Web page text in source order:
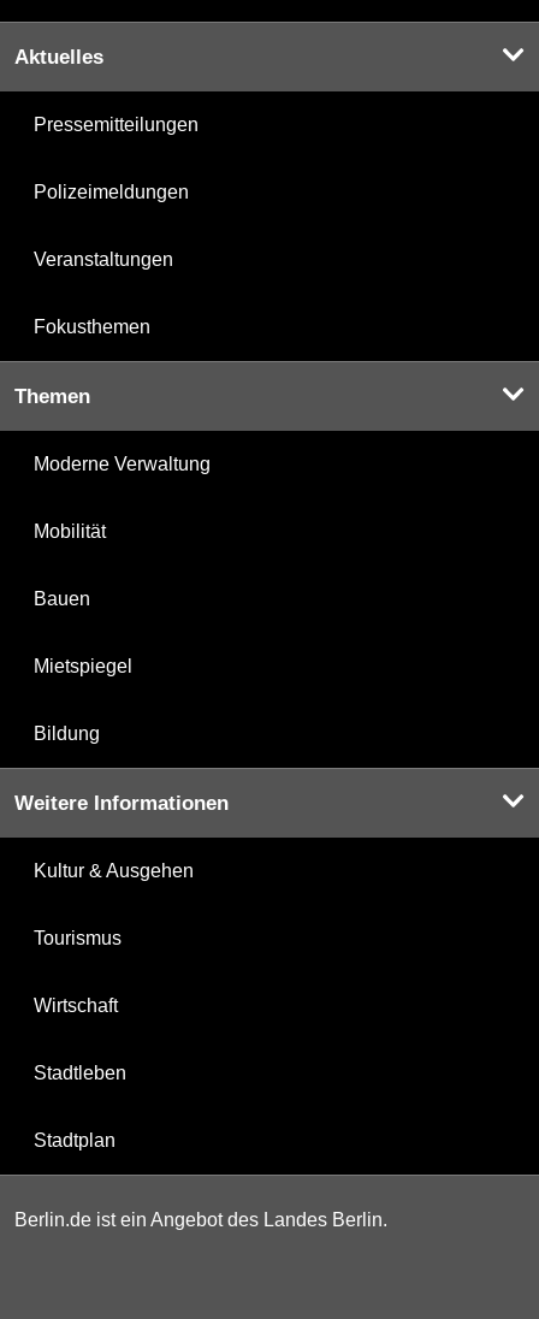
Aktuelles
Pressemitteilungen
Polizeimeldungen
Veranstaltungen
Fokusthemen
Themen
Moderne Verwaltung
Mobilität
Bauen
Mietspiegel
Bildung
Weitere Informationen
Kultur & Ausgehen
Tourismus
Wirtschaft
Stadtleben
Stadtplan
Berlin.de ist ein Angebot des Landes Berlin.